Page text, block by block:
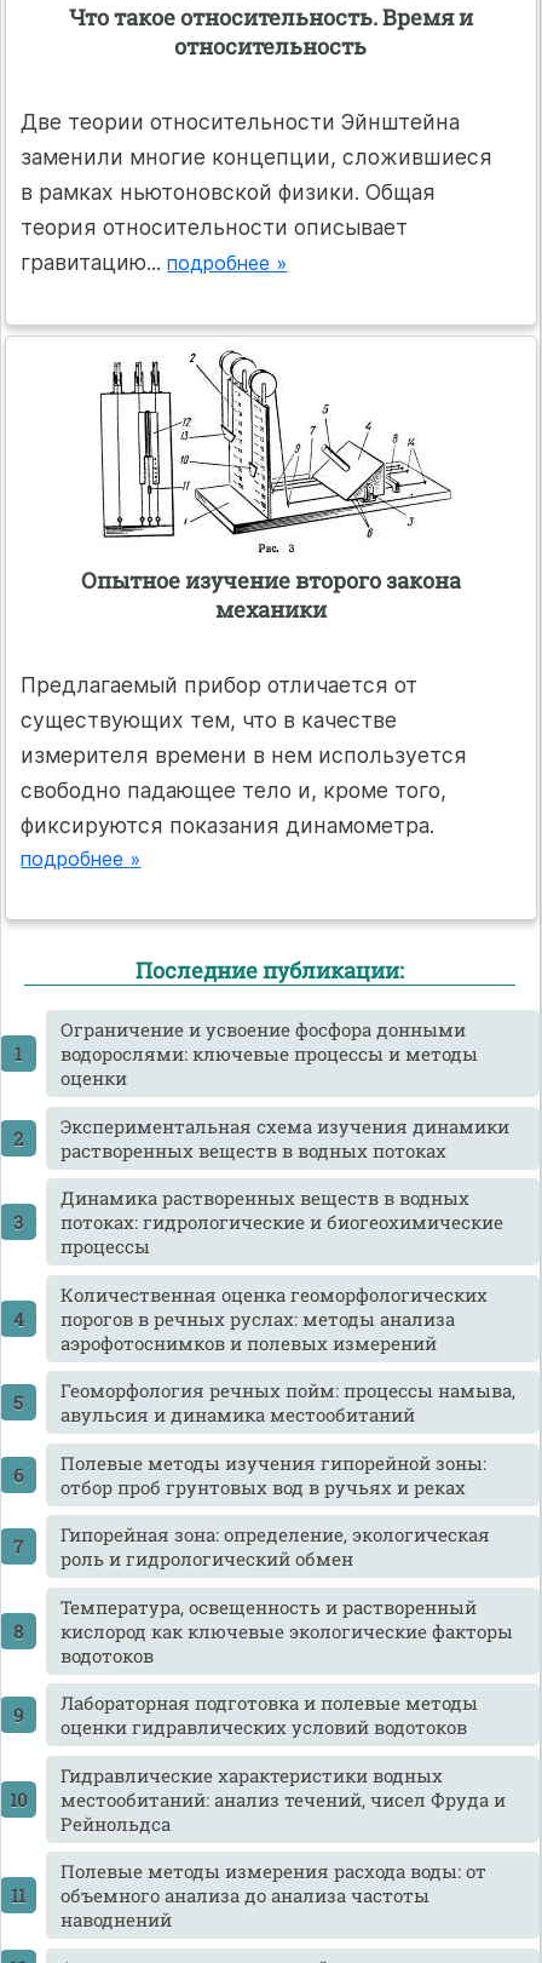
Что такое относительность. Время и
относительность
Две теории относительности Эйнштейна
заменили многие концепции, сложившиеся
в рамках ньютоновской физики. Общая
теория относительности описывает
гравитацию...подробнее »
Опытное изучение второго закона
механики
Предлагаемый прибор отличается от
существующих тем, что в качестве
измерителя времени в нем используется
свободно падающее тело и, кроме того,
фиксируются показания динамометра.
подробнее »
Последние публикации:
Ограничение и усвоение фосфора донными
водорослями: ключевые процессы и методы
оценки
Экспериментальная схема изучения динамики
растворенных веществ в водных потоках
Динамика растворенных веществ в водных
потоках: гидрологические и биогеохимические
процессы
Количественная оценка геоморфологических
порогов в речных руслах: методы анализа
аэрофотоснимков и полевых измерений
Геоморфология речных пойм: процессы намыва,
авульсия и динамика местообитаний
Полевые методы изучения гипорейной зоны:
отбор проб грунтовых вод в ручьях и реках
Гипорейная зона: определение, экологическая
роль и гидрологический обмен
Температура, освещенность и растворенный
кислород как ключевые экологические факторы
водотоков
Лабораторная подготовка и полевые методы
оценки гидравлических условий водотоков
Гидравлические характеристики водных
местообитаний: анализ течений, чисел Фруда и
Рейнольдса
Полевые методы измерения расхода воды: от
объемного анализа до анализа частоты
наводнений